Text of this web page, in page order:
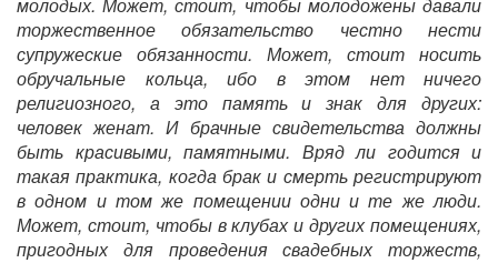
торжественное обязательство честно нести
супружеские обязанности. Может, стоит носить
обручальные кольца, ибо в этом нет ничего
религиозного, а это память и знак для других:
человек женат. И брачные свидетельства должны
быть красивыми, памятными. Вряд ли годится и
такая практика, когда брак и смерть регистрируют
в одном и том же помещении одни и те же люди.
Может, стоит, чтобы в клубах и других помещениях,
пригодных для проведения свадебных торжеств,